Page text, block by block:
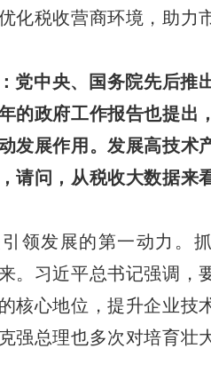
化税收营商环境，助力
党中央、国务院先后推
的政府工作报告也提出
发展作用。发展高技术
请问，从税收大数据来
领发展的第一动力。
。习近平总书记强调，
核心地位，提升企业技
强总理也多次对培育壮